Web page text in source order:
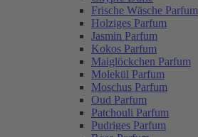
Frische Wäsche Parfum
Holziges Parfum
Jasmin Parfum
Kokos Parfum
Maiglöckchen Parfum
Molekül Parfum
Moschus Parfum
Oud Parfum
Patchouli Parfum
Pudriges Parfum